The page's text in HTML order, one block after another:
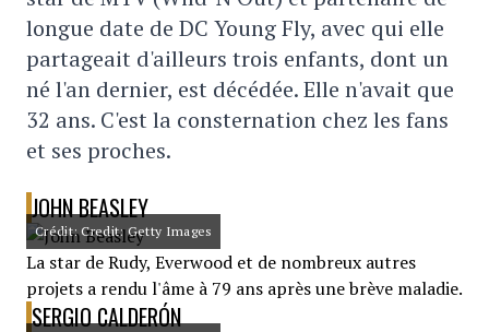
longue date de DC Young Fly, avec qui elle
partageait d'ailleurs trois enfants, dont un
né l'an dernier, est décédée. Elle n'avait que
32 ans. C'est la consternation chez les fans
et ses proches.
JOHN BEASLEY
Crédit: Credit: Getty Images
La star de Rudy, Everwood et de nombreux autres
projets a rendu l'âme à 79 ans après une brève maladie.
SERGIO CALDERÓN